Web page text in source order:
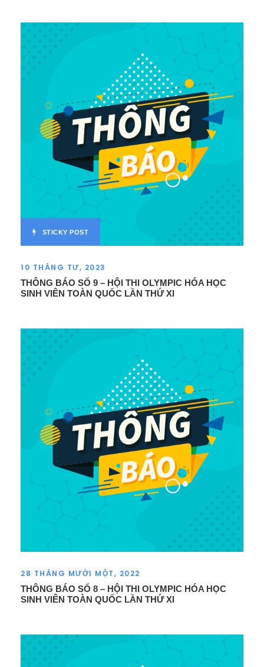
STICKY POST
10 THÁNG TƯ, 2023
THÔNG BÁO SỐ 9 – HỘI THI OLYMPIC HÓA HỌC
SINH VIÊN TOÀN QUỐC LẦN THỨ XI
28 THÁNG MƯỜI MỘT, 2022
THÔNG BÁO SỐ 8 – HỘI THI OLYMPIC HÓA HỌC
SINH VIÊN TOÀN QUỐC LẦN THỨ XI